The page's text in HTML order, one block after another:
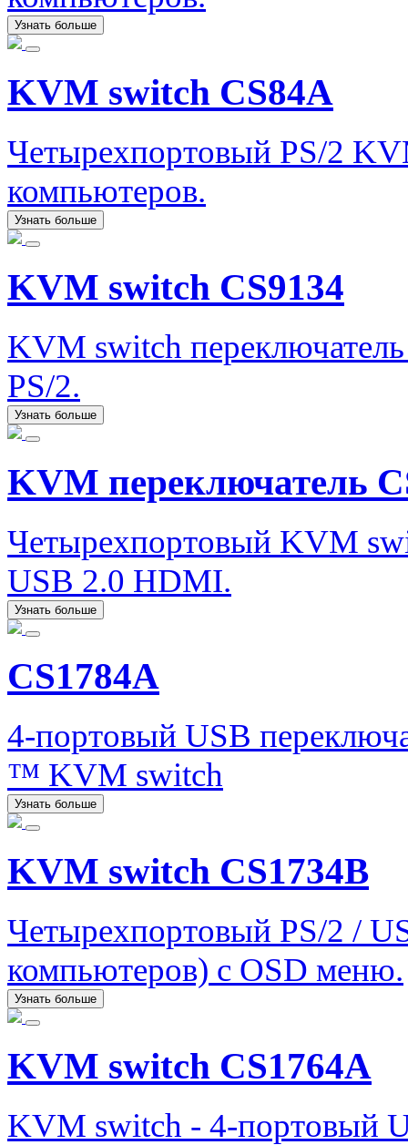
Узнать больше
KVM switch CS84A
Четырехпортовый PS/2
компьютеров.
Узнать больше
KVM switch CS9134
KVM switch
PS/2.
Узнать больше
KVM переключатель
Четырехпортовый KVM
USB 2.0 HDMI.
Узнать больше
CS1784A
4-портовый USB
™ KVM switch
Узнать больше
KVM switch CS1734B
Четырехпортовый PS/2 /
компьютеров) с OSD меню.
Узнать больше
KVM switch CS1764A
KVM switch - 4-портовый